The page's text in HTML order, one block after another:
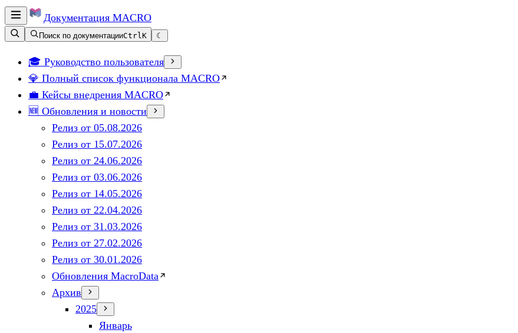
Документация MACRO
Поиск по документацииCtrlK ☾
🎓 Руководство пользователя
💎 Полный список функционала MACRO
💼 Кейсы внедрения MACRO
🆕 Обновления и новости
Релиз от 05.08.2026
Релиз от 15.07.2026
Релиз от 24.06.2026
Релиз от 03.06.2026
Релиз от 14.05.2026
Релиз от 22.04.2026
Релиз от 31.03.2026
Релиз от 27.02.2026
Релиз от 30.01.2026
Обновления MacroData
Архив
2025
Январь